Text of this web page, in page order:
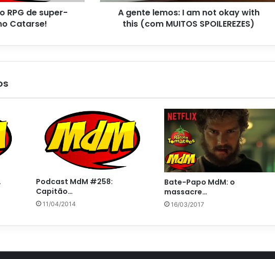
RPG de super-
Catarse!
A gente lemos: I am not okay with
this (com MUITOS SPOILEREZES)
Podcast MdM #258:
Capitão…
11/04/2014
Bate-Papo MdM: o
massacre…
16/03/2017